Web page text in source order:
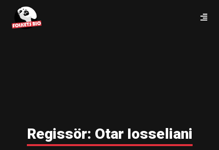
Regissör: Otar Iosseliani